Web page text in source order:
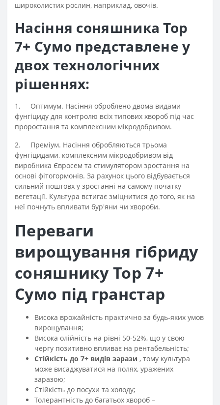
широколистих рослин, наприклад, овочів.
Насіння соняшника Тор
7+ Сумо представлене у
двох технологічних
рішеннях:
1.
Оптимум. Насіння оброблено двома видами
фунгіциду для контролю всіх типових хвороб під час
проростання та комплексним мікродобривом.
2.
Преміум. Насіння обробляються трьома
фунгіцидами, комплексним мікродобривом від
виробника Євросем та стимулятором зростання на
основі фітогормонів. За рахунок цього відбувається
сильний поштовх у зростанні на самому початку
вегетації. Культура встигає зміцнитися до того, як на
неї почнуть впливати бур'яни чи хвороби.
Переваги
вирощування гібриду
соняшнику Тор 7+
Сумо під гранстар
Висока врожайність практично за будь-яких умов
вирощування;
Висока олійність на рівні 50-52%, що у свою
чергу позитивно впливає на рентабельність;
Стійкість до 7+ видів зарази , тому культура
може висаджуватися на полях, уражених
заразою;
Стійкість до посухи та холоду;
Толерантність до багатьох хвороб –